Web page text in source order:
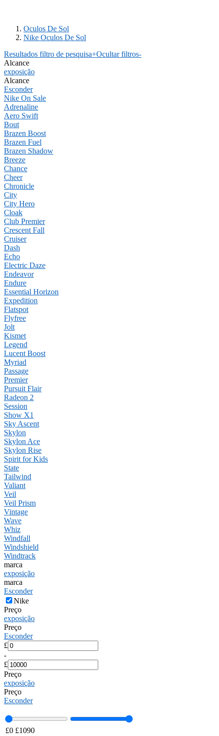
Oculos De Sol
Nike Oculos De Sol
Resultados filtro de pesquisa+Ocultar filtros-
Alcance
exposição
Alcance
Esconder
Nike On Sale
Adrenaline
Aero Swift
Bout
Brazen Boost
Brazen Fuel
Brazen Shadow
Breeze
Chance
Cheer
Chronicle
City
City Hero
Cloak
Club Premier
Crescent Fall
Cruiser
Dash
Echo
Electric Daze
Endeavor
Endure
Essential Horizon
Expedition
Flatspot
Flyfree
Jolt
Kismet
Legend
Lucent Boost
Myriad
Passage
Premier
Pursuit Flair
Radeon 2
Session
Show X1
Sky Ascent
Skylon
Skylon Ace
Skylon Rise
Spirit for Kids
State
Tailwind
Valiant
Veil
Veil Prism
Vintage
Wave
Whiz
Windfall
Windshield
Windtrack
marca
exposição
marca
Esconder
Nike
Preço
exposição
Preço
Esconder
£
-
£
Preço
exposição
Preço
Esconder
£0 £1090